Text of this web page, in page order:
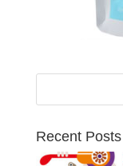
Recent Posts